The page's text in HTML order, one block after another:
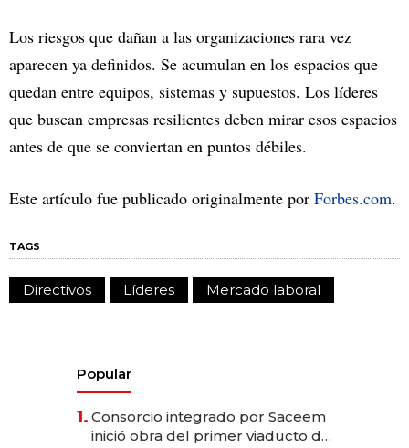
Los riesgos que dañan a las organizaciones rara vez
aparecen ya definidos. Se acumulan en los espacios que
quedan entre equipos, sistemas y supuestos. Los líderes
que buscan empresas resilientes deben mirar esos espacios
antes de que se conviertan en puntos débiles.
Este artículo fue publicado originalmente por Forbes.com.
TAGS
Directivos Líderes Mercado laboral
Popular
1. Consorcio integrado por Saceem
inició obra del primer viaducto de